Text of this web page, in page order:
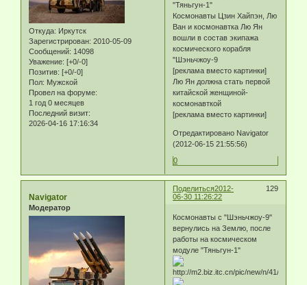
Откуда: Иркутск
Зарегистрирован: 2010-05-09
Сообщений: 14098
Уважение: [+0/-0]
Позитив: [+0/-0]
Пол: Мужской
Провел на форуме:
1 год 0 месяцев
Последний визит:
2026-04-16 17:16:34
"Тяньгун-1"
Космонавты Цзин Хайпэн, Лю
Ван и космонавтка Лю Ян
вошли в состав экипажа
космического корабля
"Шэньчжоу-9
[реклама вместо картинки]
Лю Ян должна стать первой
китайской женщиной-
космонавткой
[реклама вместо картинки]
Отредактировано Navigator
(2012-06-15 21:55:56)
0
Поделиться 129
2012-
06-30 11:26:22
Navigator
Модератор
Космонавты с "Шэньчжоу-9"
вернулись на Землю, после
работы на космическом
модуле "Тяньгун-1"